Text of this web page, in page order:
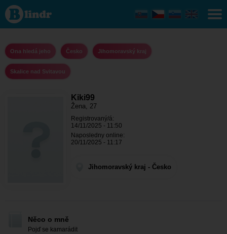
Kiki99 - Ona
hledá jeho
Jihomoravský
kraj - Skalice
Ona hledá jeho Česko Jihomoravský kraj
Skalice nad Svitavou
Kiki99
Žena, 27
Registrovaný/á:
14/11/2025 - 11:50
Naposledny online:
20/11/2025 - 11:17
Jihomoravský kraj - Česko
Něco o mně
Pojď se kamarádit